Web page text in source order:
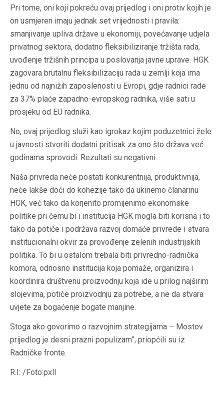
Pri tome, oni koji pokreću ovaj prijedlog i oni protiv kojih je
on usmjeren imaju jednak set vrijednosti i pravila:
smanjivanje upliva države u ekonomiji, povećavanje udjela
privatnog sektora, dodatno fleksibiliziranje tržišta rada,
uvođenje tržišnih principa u poslovanja javne uprave. HGK
zagovara brutalnu fleksibilizaciju rada u zemlji koja ima
jednu od najnižih zaposlenosti u Evropi, gdje radnici rade
za 37% plaće zapadno-evropskog radnika, više sati u
prosjeku od EU radnika.
No, ovaj prijedlog služi kao igrokaz kojim poduzetnici žele
u javnosti stvoriti dodatni pritisak za ono što država već
godinama sprovodi. Rezultati su negativni.
Naša privreda neće postati konkurentnija, produktivnija,
neće lakše doći do kohezije tako da ukinemo članarinu
HGK, već tako da korjenito promijenimo ekonomske
politike pri čemu bi i institucija HGK mogla biti korisna i to
tako da potiče i podržava razvoj domaće privrede i stvara
institucionalni okvir za provođenje zelenih industrijskih
politika. To bi u ostalom trebala biti privredno-radnička
komora, odnosno institucija koja pomaže, organizira i
koordinira društvenu proizvodnju koja ide u prilog najširim
slojevima, potiče proizvodnju za potrebe, a ne da stvara
uvjete za bogaćenje bogate manjine.
Stoga ako govorimo o razvojnim strategijama – Mostov
prijedlog je desni prazni populizam”, priopćili su iz
Radničke fronte.
R.I: /Foto:pxll